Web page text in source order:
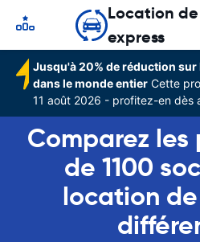
Location
express
Jusqu'à 20% de réduction
dans le monde entier Cette
11 août 2026 - profitez-en dès
Comparez les
de 1100
location